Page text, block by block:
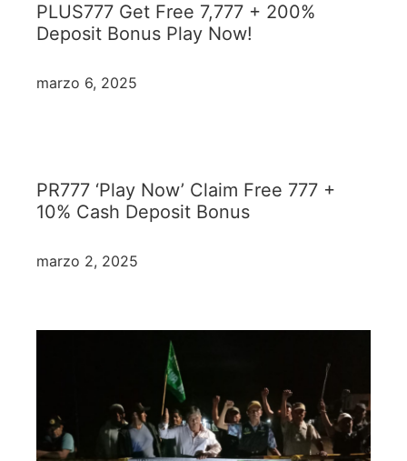
PLUS777 Get Free 7,777 + 200%
Deposit Bonus Play Now!
marzo 6, 2025
PR777 ‘Play Now’ Claim Free 777 +
10% Cash Deposit Bonus
marzo 2, 2025